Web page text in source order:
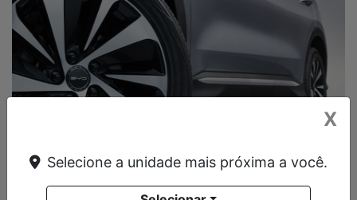
X
Selecione a unidade mais próxima a você.